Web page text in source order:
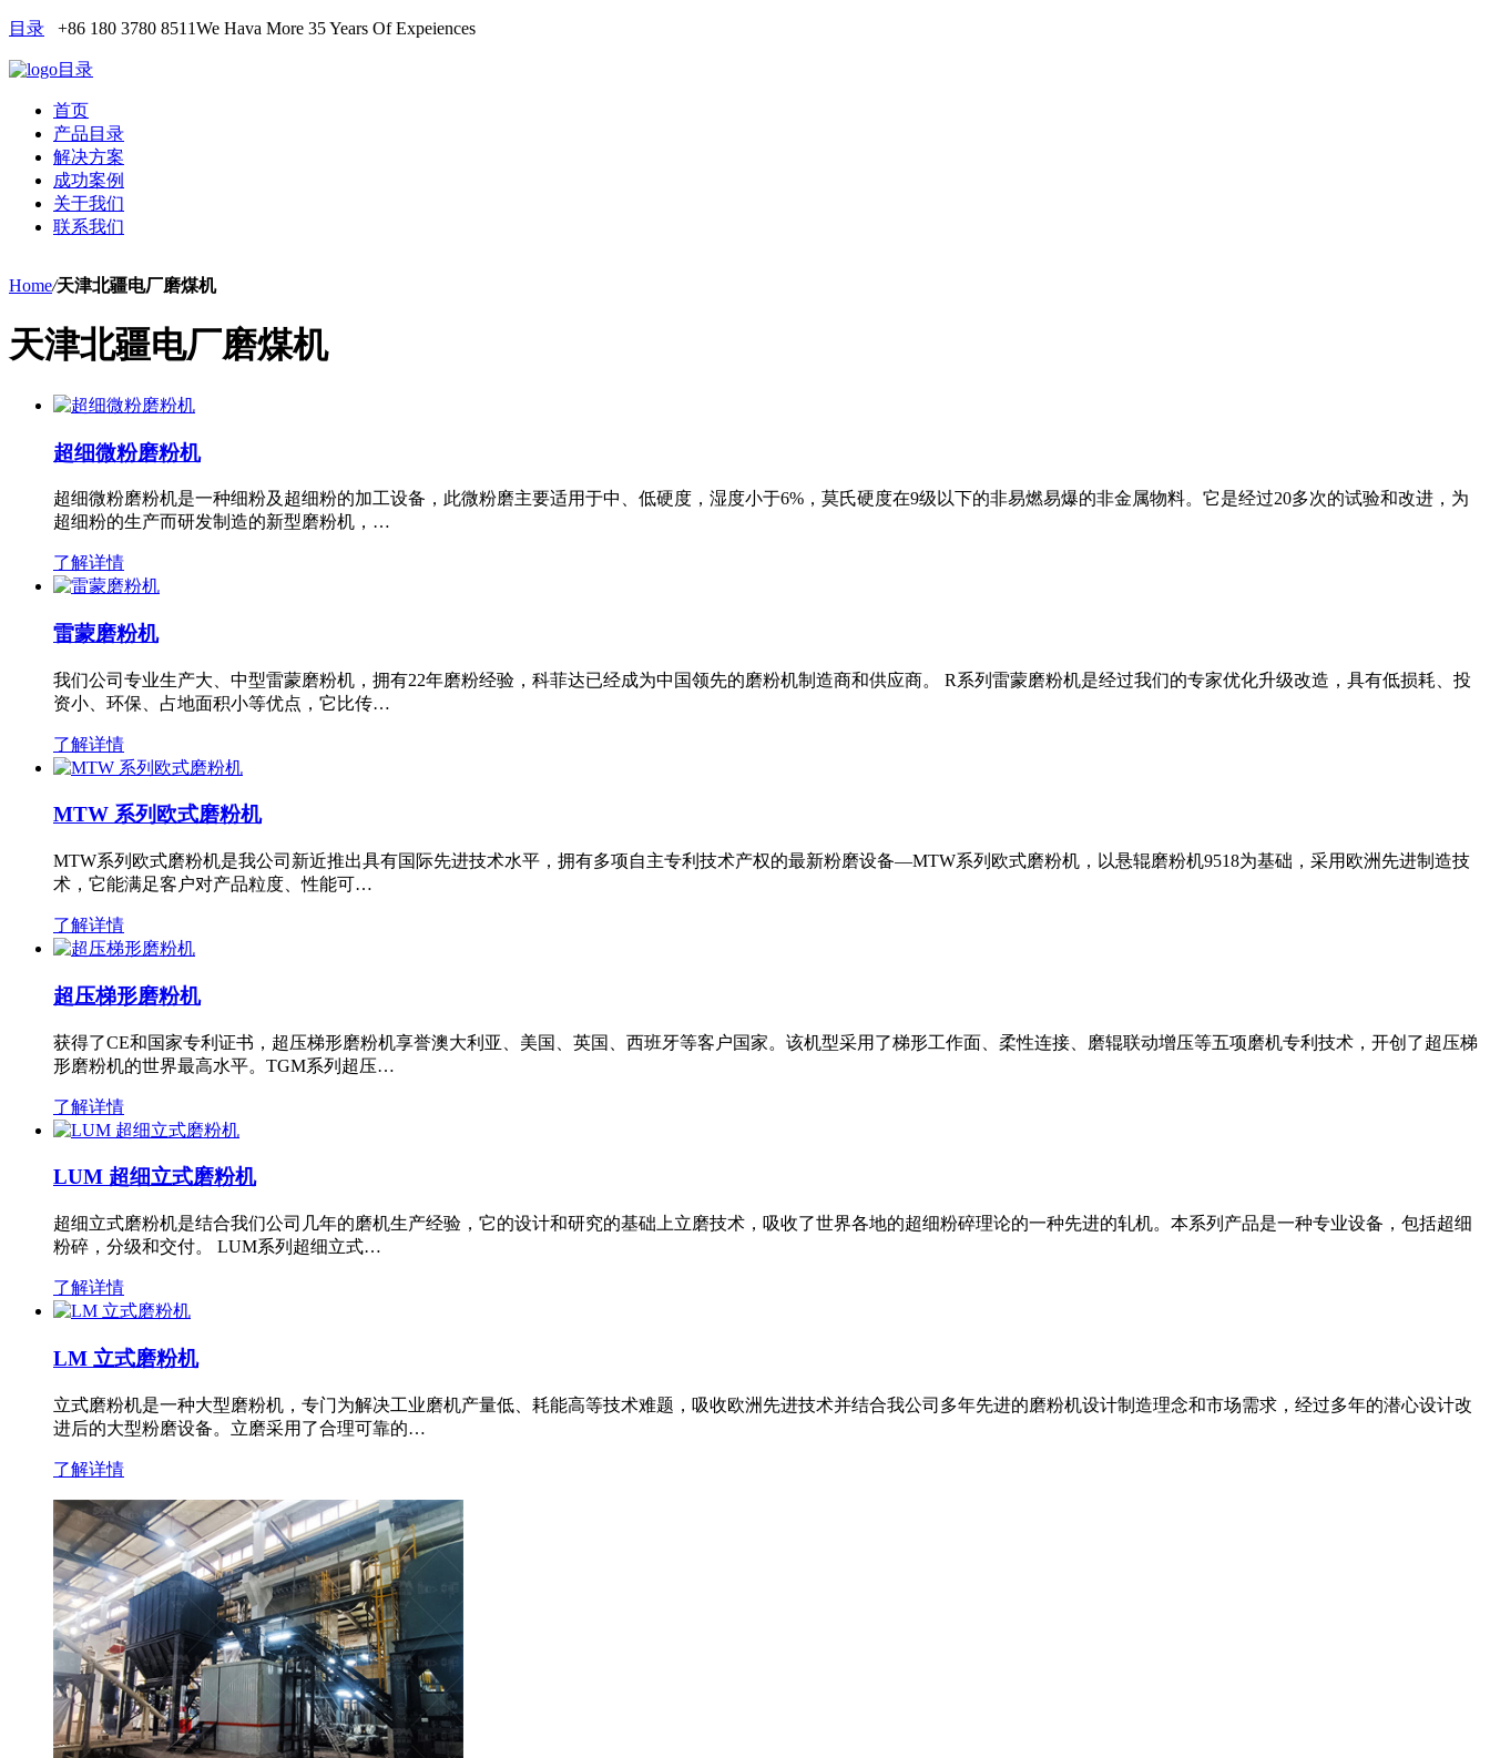
目录 +86 180 3780 8511We Hava More 35 Years Of Expeiences
目录
首页
产品目录
解决方案
成功案例
关于我们
联系我们
Home/天津北疆电厂磨煤机
天津北疆电厂磨煤机
超细微粉磨粉机
超细微粉磨粉机是一种细粉及超细粉的加工设备，此微粉磨主要适用于中、低硬度，湿度小于6%，莫氏硬度在9级以下的非易燃易爆的非金属物料。它是经过20多次的试验和改进，为
超细粉的生产而研发制造的新型磨粉机，…
了解详情
雷蒙磨粉机
我们公司专业生产大、中型雷蒙磨粉机，拥有22年磨粉经验，科菲达已经成为中国领先的磨粉机制造商和供应商。 R系列雷蒙磨粉机是经过我们的专家优化升级改造，具有低损耗、投
资小、环保、占地面积小等优点，它比传…
了解详情
MTW 系列欧式磨粉机
MTW系列欧式磨粉机是我公司新近推出具有国际先进技术水平，拥有多项自主专利技术产权的最新粉磨设备—MTW系列欧式磨粉机，以悬辊磨粉机9518为基础，采用欧洲先进制造技
术，它能满足客户对产品粒度、性能可…
了解详情
超压梯形磨粉机
获得了CE和国家专利证书，超压梯形磨粉机享誉澳大利亚、美国、英国、西班牙等客户国家。该机型采用了梯形工作面、柔性连接、磨辊联动增压等五项磨机专利技术，开创了超压梯
形磨粉机的世界最高水平。TGM系列超压…
了解详情
LUM 超细立式磨粉机
超细立式磨粉机是结合我们公司几年的磨机生产经验，它的设计和研究的基础上立磨技术，吸收了世界各地的超细粉碎理论的一种先进的轧机。本系列产品是一种专业设备，包括超细
粉碎，分级和交付。 LUM系列超细立式…
了解详情
LM 立式磨粉机
立式磨粉机是一种大型磨粉机，专门为解决工业磨机产量低、耗能高等技术难题，吸收欧洲先进技术并结合我公司多年先进的磨粉机设计制造理念和市场需求，经过多年的潜心设计改
进后的大型粉磨设备。立磨采用了合理可靠的…
了解详情